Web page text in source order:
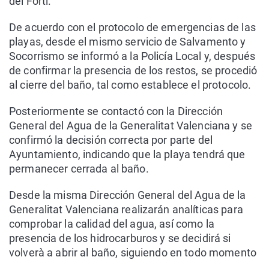
De acuerdo con el protocolo de emergencias de las
playas, desde el mismo servicio de Salvamento y
Socorrismo se informó a la Policía Local y, después
de confirmar la presencia de los restos, se procedió
al cierre del baño, tal como establece el protocolo.
Posteriormente se contactó con la Dirección
General del Agua de la Generalitat Valenciana y se
confirmó la decisión correcta por parte del
Ayuntamiento, indicando que la playa tendrá que
permanecer cerrada al baño.
Desde la misma Dirección General del Agua de la
Generalitat Valenciana realizarán analíticas para
comprobar la calidad del agua, así como la
presencia de los hidrocarburos y se decidirá si
volverà a abrir al baño, siguiendo en todo momento